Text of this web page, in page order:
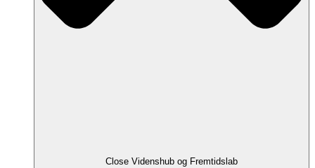
Close Videnshub og Fremtidslab